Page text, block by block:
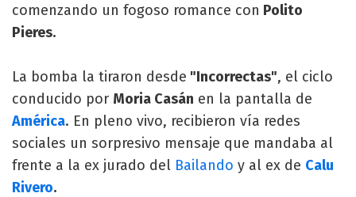
comenzando un fogoso romance con Polito
Pieres.
La bomba la tiraron desde "Incorrectas", el ciclo
conducido por Moria Casán en la pantalla de
América. En pleno vivo, recibieron vía redes
sociales un sorpresivo mensaje que mandaba al
frente a la ex jurado del Bailando y al ex de Calu
Rivero.